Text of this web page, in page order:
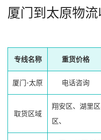
厦门到太原物
专线名称 重货价格
厦门-太原 电话咨询
取货区域
翔安区、湖里
区、